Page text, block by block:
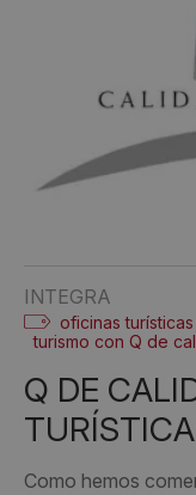
INTEGRA
oficinas
turismo con Q de
Q DE CALIDAD EN OFICINAS
Como hemos